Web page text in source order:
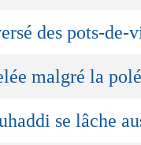
des pots-de-
malgré la
se lâche